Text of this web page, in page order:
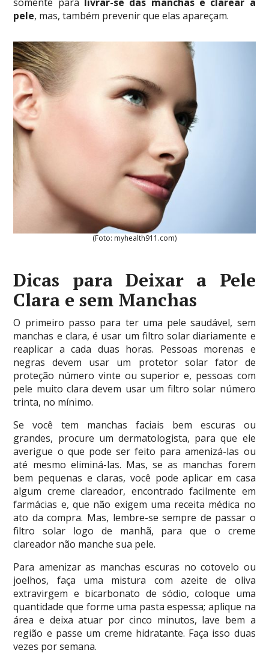
pele, mas, também prevenir que elas apareçam.
(Foto: myhealth911.com)
Dicas para Deixar a Pele
Clara e sem Manchas
O primeiro passo para ter uma pele saudável, sem
manchas e clara, é usar um filtro solar diariamente e
reaplicar a cada duas horas. Pessoas morenas e
negras devem usar um protetor solar fator de
proteção número vinte ou superior e, pessoas com
pele muito clara devem usar um filtro solar número
trinta, no mínimo.
Se você tem manchas faciais bem escuras ou
grandes, procure um dermatologista, para que ele
averigue o que pode ser feito para amenizá-las ou
até mesmo eliminá-las. Mas, se as manchas forem
bem pequenas e claras, você pode aplicar em casa
algum creme clareador, encontrado facilmente em
farmácias e, que não exigem uma receita médica no
ato da compra. Mas, lembre-se sempre de passar o
filtro solar logo de manhã, para que o creme
clareador não manche sua pele.
Para amenizar as manchas escuras no cotovelo ou
joelhos, faça uma mistura com azeite de oliva
extravirgem e bicarbonato de sódio, coloque uma
quantidade que forme uma pasta espessa; aplique na
área e deixa atuar por cinco minutos, lave bem a
região e passe um creme hidratante. Faça isso duas
vezes por semana.